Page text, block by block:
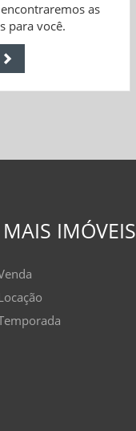
as
para você.
MAIS IMÓVEIS